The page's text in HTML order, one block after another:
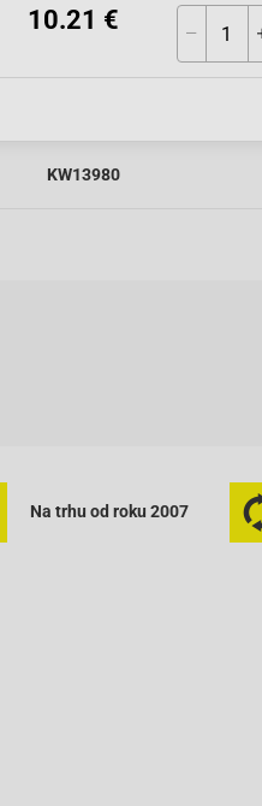
10.21 €
KW13980
Na trhu od roku 2007